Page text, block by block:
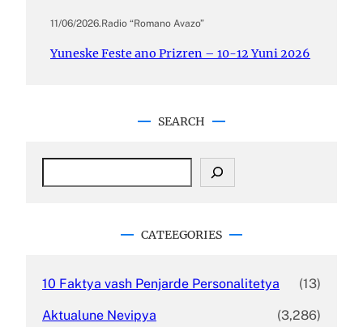
11/06/2026.Radio “Romano Avazo”
Yuneske Feste ano Prizren – 10-12 Yuni 2026
SEARCH
CATEEGORIES
10 Faktya vash Penjarde Personalitetya (13)
Aktualune Nevipya (3,286)